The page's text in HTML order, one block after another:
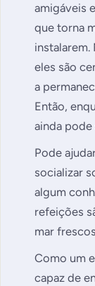
amigáveis
que torna
eles são
a
Então,
ainda
Pode
socializar
algum
refeições
mar
Como um
capaz de